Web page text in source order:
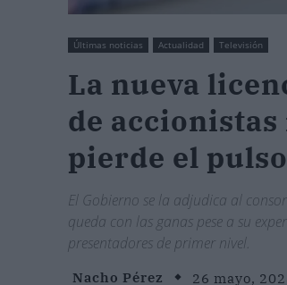
Últimas noticias Actualidad Televisión
La nueva
de
pierde el pulso
El Gobierno se la adjudica al
queda con las ganas pese a su
presentadores de primer nivel.
Nacho Pérez 26 mayo,